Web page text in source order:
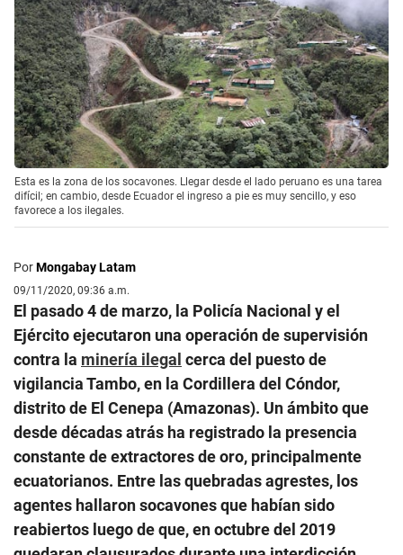
Esta es la zona de los socavones. Llegar desde el lado peruano es una tarea
difícil; en cambio, desde Ecuador el ingreso a pie es muy sencillo, y eso
favorece a los ilegales.
PorMongabay Latam
09/11/2020, 09:36 a.m.
El pasado 4 de marzo, la Policía Nacional y el
Ejército ejecutaron una operación de supervisión
contra la minería ilegal cerca del puesto de
vigilancia Tambo, en la Cordillera del Cóndor,
distrito de El Cenepa (Amazonas). Un ámbito que
desde décadas atrás ha registrado la presencia
constante de extractores de oro, principalmente
ecuatorianos. Entre las quebradas agrestes, los
agentes hallaron socavones que habían sido
reabiertos luego de que, en octubre del 2019